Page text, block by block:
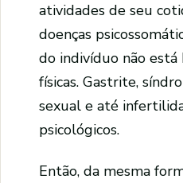
atividades de seu
doenças
do indivíduo não está
físicas. Gastrite,
sexual e até
psicológicos.
Então, da mesma